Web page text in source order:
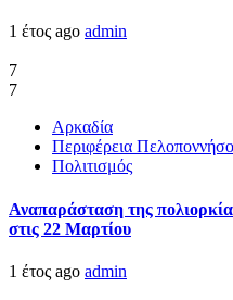
1 έτος ago admin
7
7
Αρκαδία
Περιφέρεια
Πολιτισμός
Αναπαράσταση της
στις 22 Μαρτίου
1 έτος ago admin